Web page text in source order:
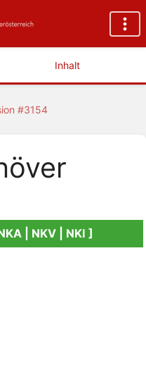
Inhalt
#3154
| NKV | NKI ]